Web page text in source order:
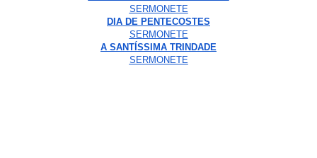
SERMONETE
DIA DE PENTECOSTES
SERMONETE
A SANTÍSSIMA TRINDADE
SERMONETE